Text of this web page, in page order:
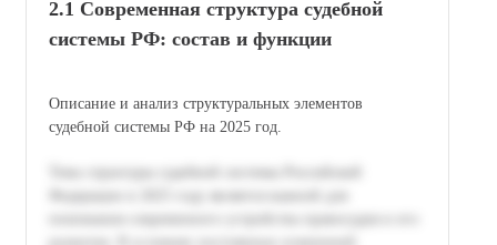
2.1 Современная структура судебной
системы РФ: состав и функции
Описание и анализ структуральных элементов
судебной системы РФ на 2025 год.